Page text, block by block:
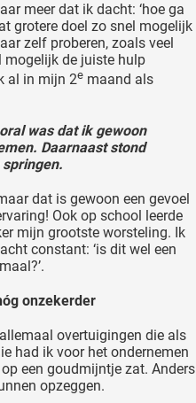
meer dat ik dacht: ‘hoe ga
grotere doel zo snel mogelijk
zelf proberen, zoals veel
mogelijk de juiste hulp
al in mijn 2e maand als
was dat ik gewoon
Daarnaast stond
dat is gewoon een gevoel
Ook op school leerde
mijn grootste worsteling. Ik
constant: ‘is dit wel een
onzekerder
overtuigingen die als
had ik voor het ondernemen
een goudmijntje zat. Anders
opzeggen.